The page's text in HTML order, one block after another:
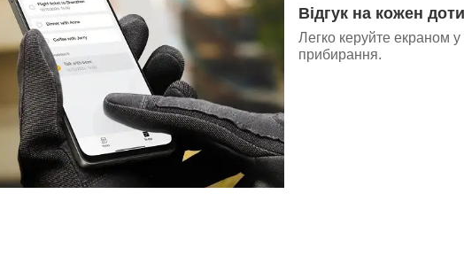
Відгук на кожен
Легко керуйте екраном
прибирання.